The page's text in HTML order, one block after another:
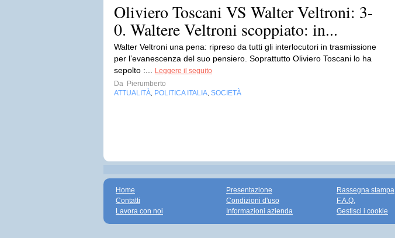
Oliviero Toscani VS Walter Veltroni: 3-
0. Waltere Veltroni scoppiato: in...
Walter Veltroni una pena: ripreso da tutti gli interlocutori in trasmissione
per l’evanescenza del suo pensiero. Soprattutto Oliviero Toscani lo ha
sepolto :...
Leggere il seguito
Da Pierumberto
ATTUALITÀ POLITICA ITALIA SOCIETÀ
Home
Contatti
Lavora con noi
Presentazione
Condizioni d'uso
Informazioni azienda
Rassegna stampa
F.A.Q.
Gestisci i cookie